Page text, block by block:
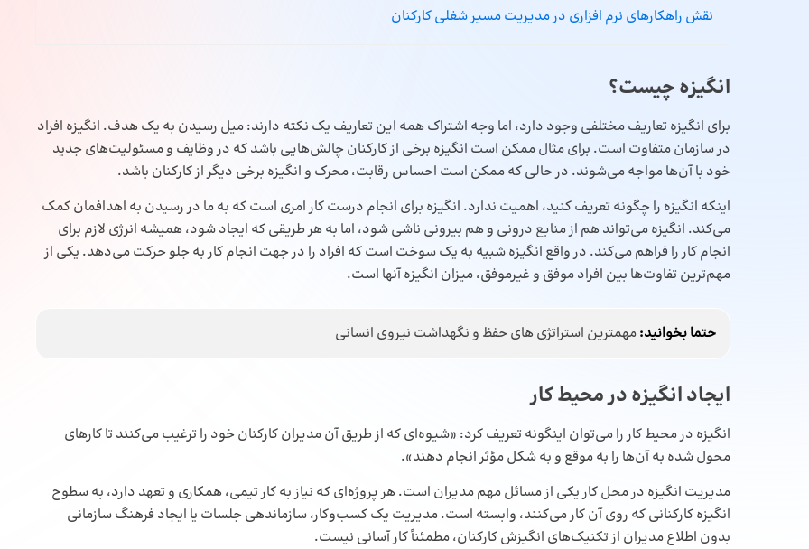
نقش راهکارهای نرم افزاری در مدیریت مسیر شغلی کارکنان
انگیزه چیست؟
برای انگیزه تعاریف مختلفی وجود دارد، اما وجه اشتراک همه این تعاریف یک نکته دارند: میل رسیدن به یک هدف. انگیزه افراد
در سازمان متفاوت است. برای مثال ممکن است انگیزه برخی از کارکنان چالش‌هایی باشد که در وظایف و مسئولیت‌های جدید
خود با آن‌ها مواجه می‌شوند. در حالی که ممکن است احساس رقابت، محرک و انگیزه برخی دیگر از کارکنان باشد.
اینکه انگیزه را چگونه تعریف کنید، اهمیت ندارد. انگیزه برای انجام درست کار امری است که به ما در رسیدن به اهدافمان کمک
می‌کند. انگیزه می‌تواند هم از منابع درونی و هم بیرونی ناشی شود، اما به هر طریقی که ایجاد شود، همیشه انرژی لازم برای
انجام کار را فراهم می‌کند. در واقع انگیزه شبیه به یک سوخت است که افراد را در جهت انجام کار به جلو حرکت می‌دهد. یکی از
مهم‌ترین تفاوت‌ها بین افراد موفق و غیرموفق، میزان انگیزه آنها است.
حتما بخوانید:مهمترین استراتژی‌ های حفظ و نگهداشت نیروی انسانی
ایجاد انگیزه در محیط کار
انگیزه در محیط کار را می‌توان اینگونه تعریف کرد: «شیوه‌ای که از طریق آن مدیران کارکنان خود را ترغیب می‌کنند تا کارهای
محول شده به آن‌ها را به موقع و به شکل مؤثر انجام دهند».
مدیریت انگیزه در محل کار یکی از مسائل مهم مدیران است. هر پروژه‌ای که نیاز به کار تیمی، همکاری و تعهد دارد، به سطوح
انگیزه کارکنانی که روی آن کار می‌کنند، وابسته است. مدیریت یک کسب‌وکار، سازماندهی جلسات یا ایجاد فرهنگ سازمانی
بدون اطلاع مدیران از تکنیک‌های انگیزش کارکنان، مطمئناً کار آسانی نیست.